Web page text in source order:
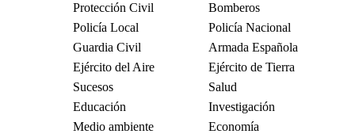
Protección Civil
Bomberos
Policía Local
Policía Nacional
Guardia Civil
Armada Española
Ejército del Aire
Ejército de Tierra
Sucesos
Salud
Educación
Investigación
Medio ambiente
Economía